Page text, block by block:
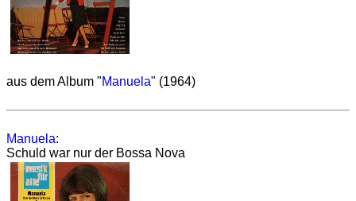
aus dem Album "Manuela" (1964)
Manuela:
Schuld war nur der Bossa Nova